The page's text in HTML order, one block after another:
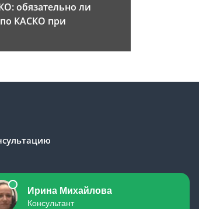
обязательно ли
КАСКО при